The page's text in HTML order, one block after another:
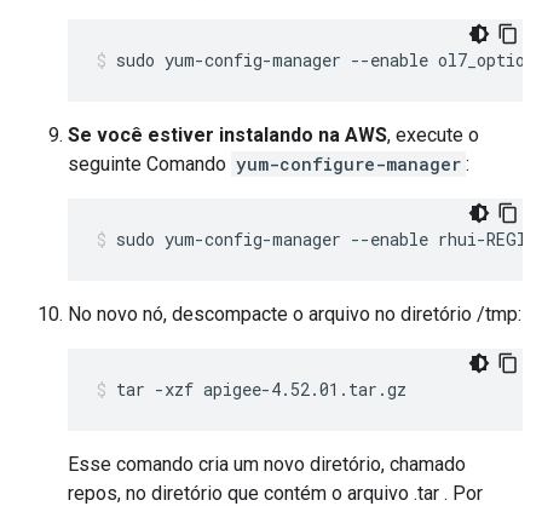
sudo yum-config-manager --enable
Se você estiver instalando na AWS, execute o
seguinte Comando yum-configure-manager :
sudo yum-config-manager --enable rhui-
No novo nó, descompacte o arquivo no diretório /tmp:
tar -xzf apigee-4.52.01.tar.gz
Esse comando cria um novo diretório, chamado
repos, no diretório que contém o arquivo .tar . Por